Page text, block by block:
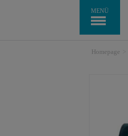
MENÜ
Homepage